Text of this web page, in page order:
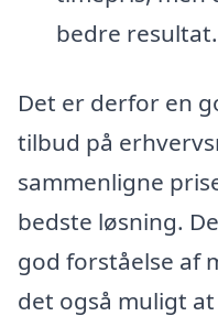
bedre resultat.
Det er derfor en
tilbud på
sammenligne
bedste løsning.
god forståelse af
det også muligt